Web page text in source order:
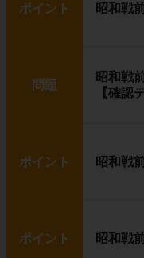
ポイント 昭和戦
問題
昭和戦
【確認
ポイント 昭和戦
ポイント 昭和戦